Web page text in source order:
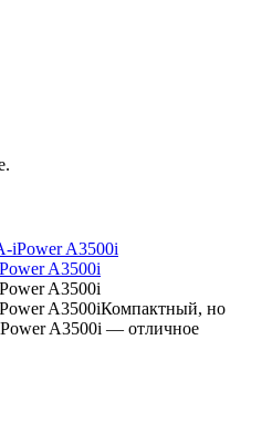
A3500i
A3500i
A3500iКомпактный, но
A3500i — отличное